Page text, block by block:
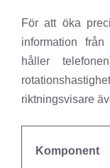
För att öka
information
håller
riktningsvisare
Komponent